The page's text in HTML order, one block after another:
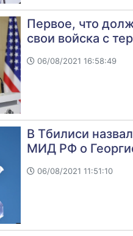
Первое, что
свои войска с
06/08/2021 16:58:49
В Тбилиси
МИД РФ о
06/08/2021 11:51:10